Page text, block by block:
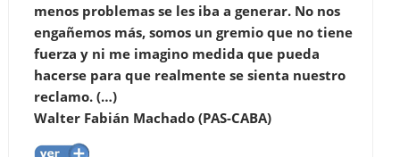
menos problemas se les iba a generar. No nos
engañemos más, somos un gremio que no tiene
fuerza y ni me imagino medida que pueda
hacerse para que realmente se sienta nuestro
reclamo. (…)
Walter Fabián Machado (PAS-CABA)